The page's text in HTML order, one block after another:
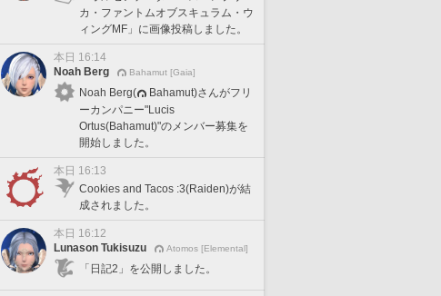
カ・ファントムオブスキュラム・ウ
ィングMF」に画像投稿しました。
本日 16:14
Noah Berg
Bahamut [Gaia]
Noah Berg(
Bahamut)さんがフリ
ーカンパニー"Lucis
Ortus(Bahamut)"のメンバー募集を
開始しました。
本日 16:13
Cookies and Tacos :3(Raiden)が結
成されました。
本日 16:12
Lunason Tukisuzu
Atomos [Elemental]
「日記2」を公開しました。